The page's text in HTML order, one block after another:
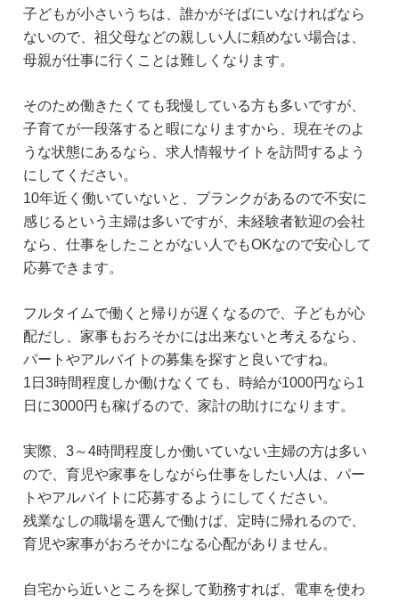
子どもが小さいうちは、誰かがそばにいなければなら
ないので、祖父母などの親しい人に頼めない場合は、
母親が仕事に行くことは難しくなります。
そのため働きたくても我慢している方も多いですが、
子育てが一段落すると暇になりますから、現在そのよ
うな状態にあるなら、求人情報サイトを訪問するよう
にしてください。
10年近く働いていないと、ブランクがあるので不安に
感じるという主婦は多いですが、未経験者歓迎の会社
なら、仕事をしたことがない人でもOKなので安心して
応募できます。
フルタイムで働くと帰りが遅くなるので、子どもが心
配だし、家事もおろそかには出来ないと考えるなら、
パートやアルバイトの募集を探すと良いですね。
1日3時間程度しか働けなくても、時給が1000円なら1
日に3000円も稼げるので、家計の助けになります。
実際、3～4時間程度しか働いていない主婦の方は多い
ので、育児や家事をしながら仕事をしたい人は、パー
トやアルバイトに応募するようにしてください。
残業なしの職場を選んで働けば、定時に帰れるので、
育児や家事がおろそかになる心配がありません。
自宅から近いところを探して勤務すれば、電車を使わ